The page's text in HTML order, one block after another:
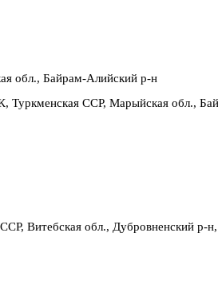
обл., Байрам-Алийский р-н
Туркменская ССР, Марыйская обл.,
Витебская обл., Дубровненский р-